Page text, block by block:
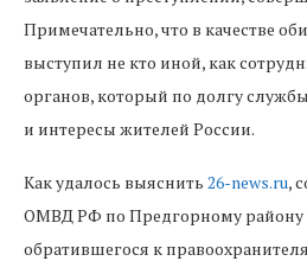
Примечательно, что в качестве
выступил не кто иной, как
органов, который по долгу
и интересы жителей России.
Как удалось выяснить 26-news.ru,
ОМВД РФ по Предгорному району
обратившегося к